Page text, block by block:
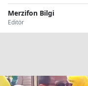
Merzifon Bilgi
Editör